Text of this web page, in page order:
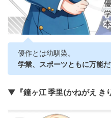
優作とは幼馴染。
学業、スポーツともに万能
▼『鐘ヶ江 季里(かねがえ き